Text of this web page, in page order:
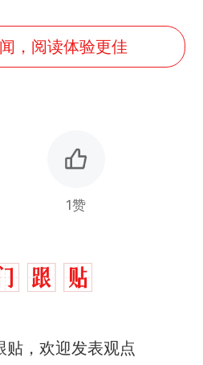
，阅读体验更佳
1赞
贴，欢迎发表观点
废，公平么？